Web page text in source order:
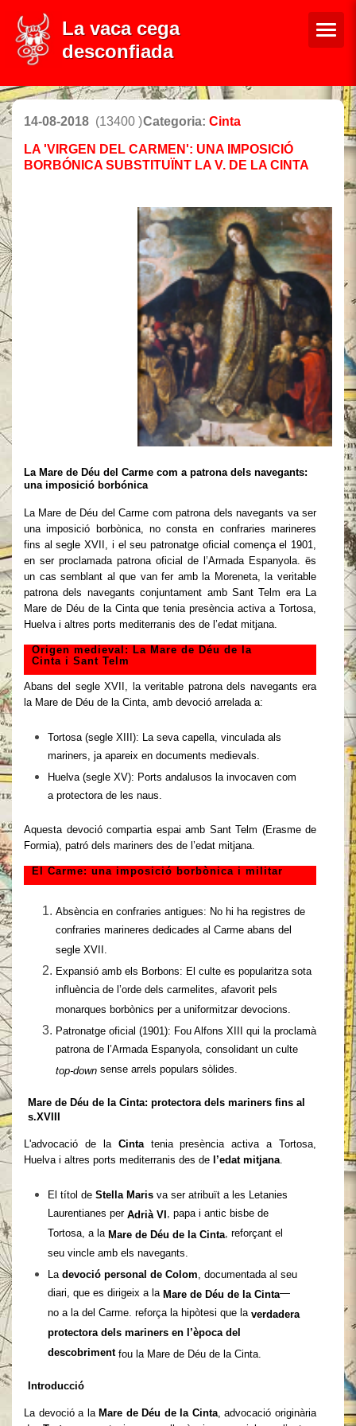
La vaca cega
desconfiada
14-08-2018 (13400 )Categoria: Cinta
LA 'VIRGEN DEL CARMEN': UNA IMPOSICIÓ
BORBÓNICA SUBSTITUÏNT LA V. DE LA CINTA
La Mare de Déu del Carme com a patrona dels navegants:
una imposició borbónica
La Mare de Déu del Carme com patrona dels navegants va ser
una imposició borbònica, no consta en confraries marineres
fins al segle XVII, i el seu patronatge oficial comença el 1901,
en ser proclamada patrona oficial de l’Armada Espanyola. ës
un cas semblant al que van fer amb la Moreneta, la veritable
patrona dels navegants conjuntament amb Sant Telm era La
Mare de Déu de la Cinta que tenia presència activa a Tortosa,
Huelva i altres ports mediterranis des de l’edat mitjana.
Origen medieval: La Mare de Déu de la
Cinta i Sant Telm
Abans del segle XVII, la veritable patrona dels navegants era
la Mare de Déu de la Cinta, amb devoció arrelada a:
Tortosa (segle XIII): La seva capella, vinculada als
mariners, ja apareix en documents medievals.
Huelva (segle XV): Ports andalusos la invocaven com
a protectora de les naus.
Aquesta devoció compartia espai amb Sant Telm (Erasme de
Formia), patró dels mariners des de l’edat mitjana.
El Carme: una imposició borbònica i militar
Absència en confraries antigues: No hi ha registres de
confraries marineres dedicades al Carme abans del
segle XVII.
Expansió amb els Borbons: El culte es popularitza sota
influència de l’orde dels carmelites, afavorit pels
monarques borbònics per a uniformitzar devocions.
Patronatge oficial (1901): Fou Alfons XIII qui la proclamà
patrona de l’Armada Espanyola, consolidant un culte
top-down sense arrels populars sòlides.
Mare de Déu de la Cinta: protectora dels mariners fins al
s.XVIII
L'advocació de la Cintatenia presència activa a Tortosa,
Huelva i altres ports mediterranis des de l’edat mitjana.
El títol de Stella Maris va ser atribuït a les Letanies
Laurentianes per Adrià VI , papa i antic bisbe de
Tortosa, a la Mare de Déu de la Cinta, reforçant el
seu vincle amb els navegants.
La devoció personal de Colom, documentada al seu
diari, que es dirigeix a la Mare de Déu de la Cinta—
no a la del Carme. reforça la hipòtesi que la verdadera
protectora dels mariners en l’època del
descobrimentfou la Mare de Déu de la Cinta.
Introducció
La devoció a la Mare de Déu de la Cinta, advocació originària